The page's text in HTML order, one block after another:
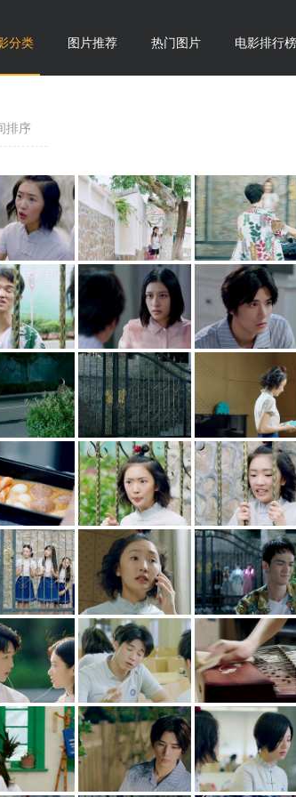
分类 图片推荐 热门图片 电影排行榜
排序